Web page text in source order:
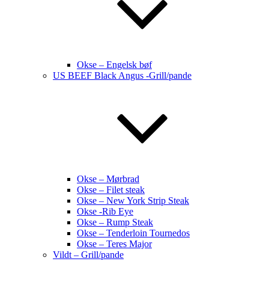
Okse – Engelsk bøf
US BEEF Black Angus -Grill/pande
Okse – Mørbrad
Okse – Filet steak
Okse – New York Strip Steak
Okse -Rib Eye
Okse – Rump Steak
Okse – Tenderloin Tournedos
Okse – Teres Major
Vildt – Grill/pande